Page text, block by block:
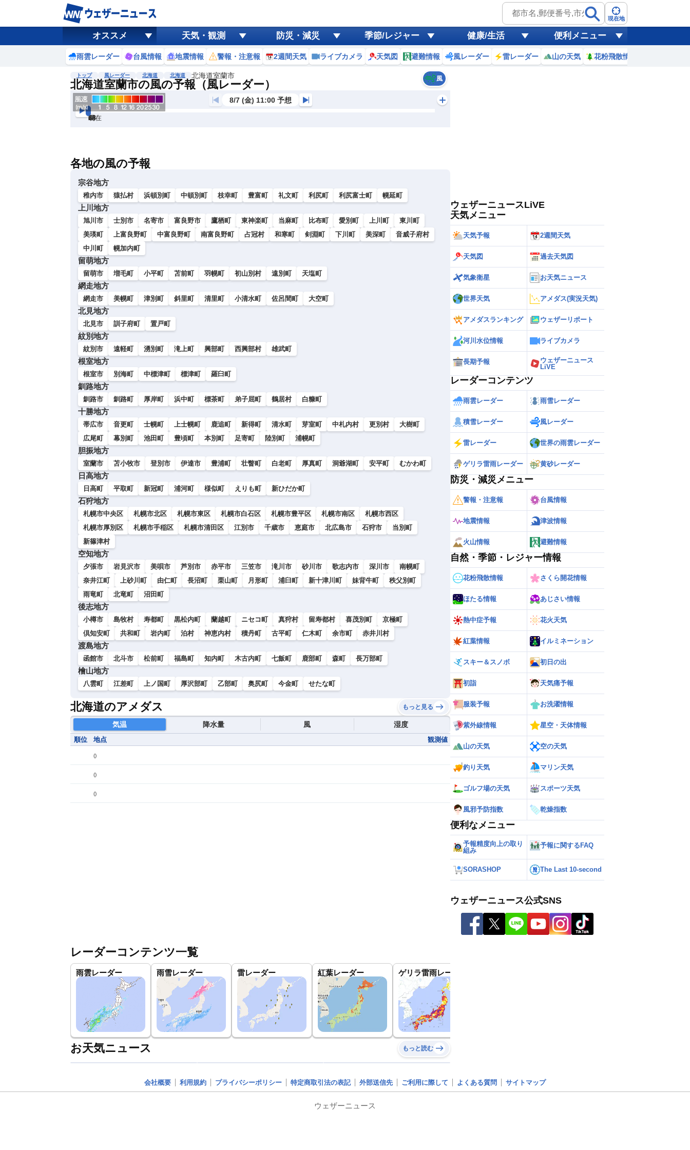
現在地
オススメ 天気・観測 防災・減災 季節/レジャー 健康/生活 便利メニュー
雨雲レーダー 台風情報 地震情報 警報・注意報 2週間天気 ライブカメラ 天気図 避難情報 風レーダー 雷レーダー 山の天気 花粉飛散情報
トップ 風レーダー 北海道 北海道 北海道室蘭市
北海道室蘭市の風の予報（風レーダー） 風
風
黄砂
天気 台風
8/7 (金) 11:00 予想
現在
6h
12
24
36
48
60
72
各地の風の予報
宗谷地方
稚内市 猿払村 浜頓別町 中頓別町 枝幸町 豊富町 礼文町 利尻町 利尻富士町 幌延町
上川地方
旭川市 士別市 名寄市 富良野市 鷹栖町 東神楽町 当麻町 比布町 愛別町 上川町
東川町
美瑛町
上富良野町 中富良野町 南富良野町 占冠村 和寒町 剣淵町 下川町 美深町
音威子府村
中川町
幌加内町
留萌地方
留萌市 増毛町 小平町 苫前町 羽幌町 初山別村 遠別町 天塩町
網走地方
網走市 美幌町 津別町 斜里町 清里町 小清水町 佐呂間町 大空町
北見地方
北見市 訓子府町 置戸町
紋別地方
紋別市 遠軽町 湧別町 滝上町 興部町 西興部村 雄武町
根室地方
根室市 別海町 中標津町 標津町 羅臼町
釧路地方
釧路市 釧路町 厚岸町 浜中町 標茶町 弟子屈町 鶴居村 白糠町
十勝地方
帯広市 音更町 士幌町 上士幌町 鹿追町 新得町 清水町 芽室町 中札内村 更別村
大樹町
広尾町
幕別町 池田町 豊頃町 本別町 足寄町 陸別町 浦幌町
胆振地方
室蘭市 苫小牧市 登別市 伊達市 豊浦町 壮瞥町 白老町 厚真町 洞爺湖町 安平町 むかわ町
日高地方
日高町 平取町 新冠町 浦河町 様似町 えりも町 新ひだか町
石狩地方
札幌市中央区 札幌市北区 札幌市東区 札幌市白石区 札幌市豊平区 札幌市南区
札幌市西区
札幌市厚別区
札幌市手稲区 札幌市清田区 江別市 千歳市 恵庭市 北広島市 石狩市
当別町
新篠津村
空知地方
夕張市 岩見沢市 美唄市 芦別市 赤平市 三笠市 滝川市 砂川市 歌志内市 深川市
南幌町
奈井江町
上砂川町 由仁町 長沼町 栗山町 月形町 浦臼町 新十津川町 妹背牛町
秩父別町
雨竜町
北竜町 沼田町
後志地方
小樽市 島牧村 寿都町 黒松内町 蘭越町 ニセコ町 真狩村 留寿都村 喜茂別町
京極町
倶知安町
共和町 岩内町 泊村 神恵内村 積丹町 古平町 仁木町 余市町 赤井川村
渡島地方
函館市 北斗市 松前町 福島町 知内町 木古内町 七飯町 鹿部町 森町 長万部町
檜山地方
八雲町 江差町 上ノ国町 厚沢部町 乙部町 奥尻町 今金町 せたな町
北海道のアメダス もっと見る
気温 降水量 風 湿度
順位 地点 観測値
()
()
()
レーダーコンテンツ一覧
雨雲レーダー 雨雪レーダー 雷レーダー 紅葉レーダー ゲリラ雷雨レーダー
お天気ニュース もっと読む
ウェザーニュースLiVE
天気メニュー
天気予報 2週間天気
天気図 過去天気図
気象衛星 お天気ニュース
世界天気 アメダス(実況天気)
アメダスランキング ウェザーリポート
河川水位情報 ライブカメラ
長期予報
ウェザーニュース
LiVE
レーダーコンテンツ
雨雲レーダー 雨雪レーダー
積雪レーダー 風レーダー
雷レーダー 世界の雨雲レーダー
ゲリラ雷雨レーダー 黄砂レーダー
防災・減災メニュー
警報・注意報 台風情報
地震情報 津波情報
火山情報 避難情報
自然・季節・レジャー情報
花粉飛散情報 さくら開花情報
ほたる情報 あじさい情報
熱中症予報 花火天気
紅葉情報 イルミネーション
スキー＆スノボ 初日の出
初詣 天気痛予報
服装予報 お洗濯情報
紫外線情報 星空・天体情報
山の天気 空の天気
釣り天気 マリン天気
ゴルフ場の天気 スポーツ天気
風邪予防指数 乾燥指数
便利なメニュー
予報精度向上の取り
組み
予報に関するFAQ
SORASHOP The Last 10-second
ウェザーニュース公式SNS
会社概要 利用規約 プライバシーポリシー 特定商取引法の表記 外部送信先 ご利用に際して よくある質問 サイトマップ
ウェザーニュース